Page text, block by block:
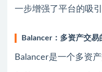
一步增强了平台的吸引
Balancer：多资产交易
Balancer是一个多资